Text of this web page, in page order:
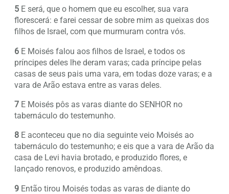
5 E será, que o homem que eu escolher, sua vara
florescerá: e farei cessar de sobre mim as queixas dos
filhos de Israel, com que murmuram contra vós.
6 E Moisés falou aos filhos de Israel, e todos os
príncipes deles lhe deram varas; cada príncipe pelas
casas de seus pais uma vara, em todas doze varas; e a
vara de Arão estava entre as varas deles.
7 E Moisés pôs as varas diante do SENHOR no
tabernáculo do testemunho.
8 E aconteceu que no dia seguinte veio Moisés ao
tabernáculo do testemunho; e eis que a vara de Arão da
casa de Levi havia brotado, e produzido flores, e
lançado renovos, e produzido amêndoas.
9 Então tirou Moisés todas as varas de diante do